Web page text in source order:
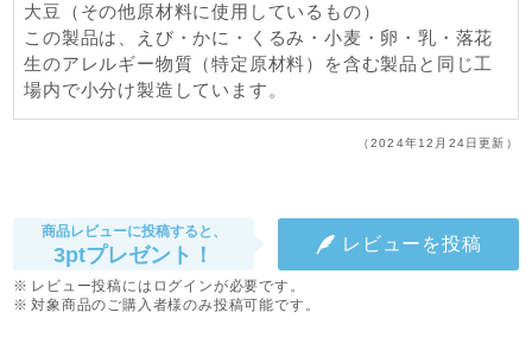
大豆（その他原材料に使用しているもの）
この製品は、えび・かに・くるみ・小麦・卵・乳・落花
生のアレルギー物質（特定原材料）を含む製品と同じ工
場内で小分け製造しています。
（2024年12月24日更新）
商品レビューに投稿すると、
3ptプレゼント！ レビューを投稿
レビュー投稿にはログインが必要です。
対象商品のご購入者様のみ投稿可能です。